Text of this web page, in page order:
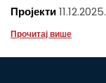
Пројекти11.12.2025.
Прочитај више